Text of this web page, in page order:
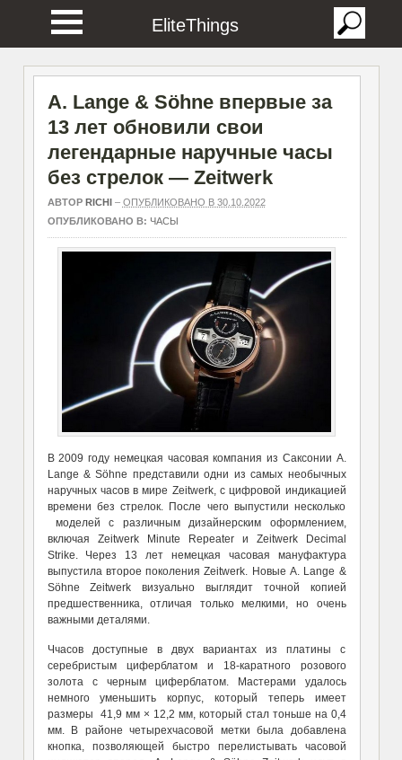
EliteThings
A. Lange & Söhne впервые за
13 лет обновили свои
легендарные наручные часы
без стрелок — Zeitwerk
АВТОР RICHI– ОПУБЛИКОВАНО В 30.10.2022
ОПУБЛИКОВАНО В: ЧАСЫ
В 2009 году немецкая часовая компания из Саксонии A.
Lange & Söhne представили одни из самых необычных
наручных часов в мире Zeitwerk, с цифровой индикацией
времени без стрелок. После чего выпустили несколько
моделей с различным дизайнерским оформлением,
включая Zeitwerk Minute Repeater и Zeitwerk Decimal
Strike. Через 13 лет немецкая часовая мануфактура
выпустила второе поколения Zeitwerk. Новые A. Lange &
Söhne Zeitwerk визуально выглядит точной копией
предшественника, отличая только мелкими, но очень
важными деталями.
Ччасов доступные в двух вариантах из платины с
серебристым циферблатом и 18-каратного розового
золота с черным циферблатом. Мастерами удалось
немного уменьшить корпус, который теперь имеет
размеры 41,9 мм × 12,2 мм, который стал тоньше на 0,4
мм. В районе четырехчасовой метки была добавлена
кнопка, позволяющей быстро перелистывать часовой